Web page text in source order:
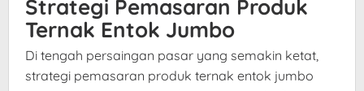
Strategi Pemasaran Produk
Ternak Entok Jumbo
Di tengah persaingan pasar yang semakin ketat,
strategi pemasaran produk ternak entok jumbo